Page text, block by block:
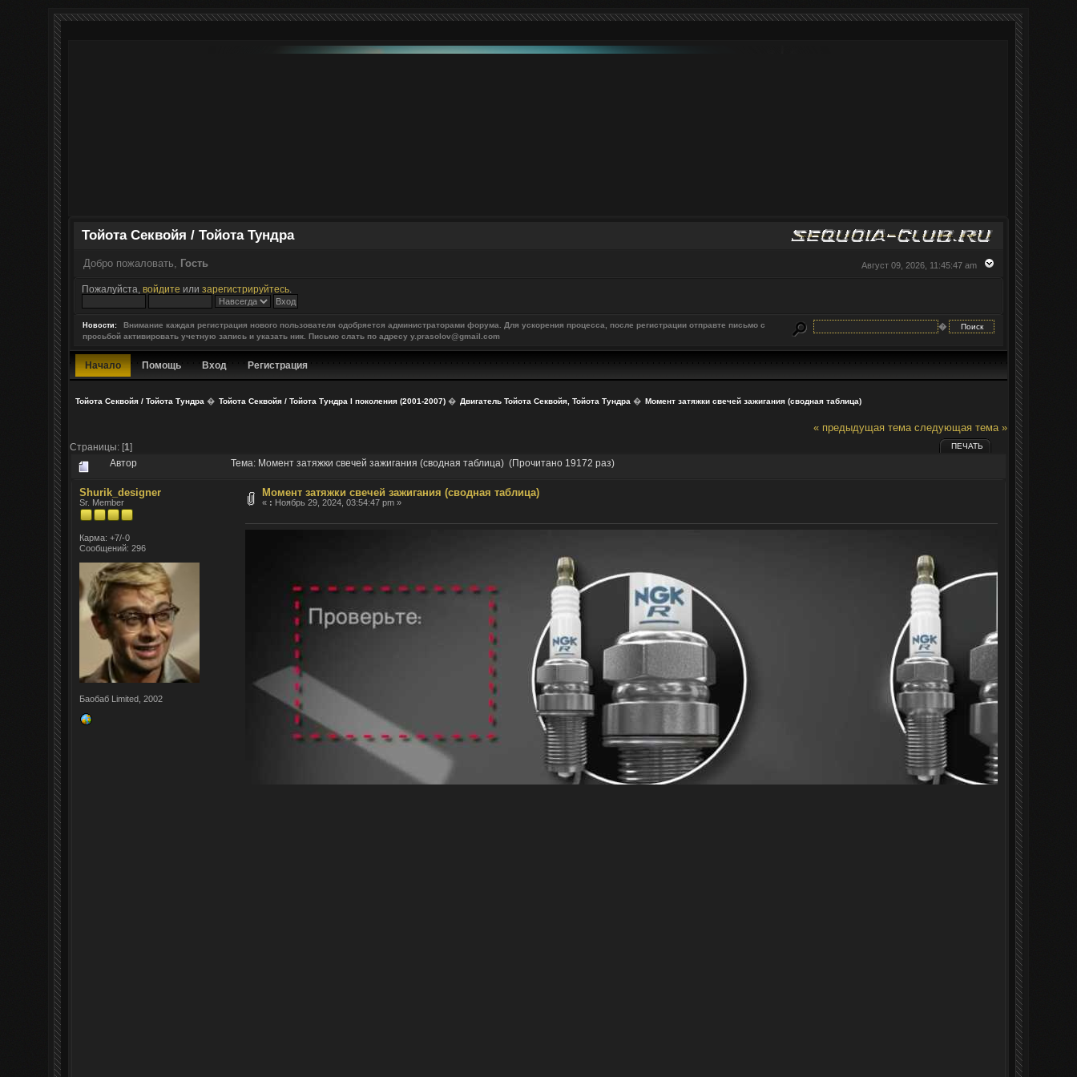
Тойота Секвойя / Тойота Тундра
Август 09, 2026, 11:45:47 am
Добро пожаловать, Гость
Пожалуйста,войдите илизарегистрируйтесь
�
Новости:
Внимание каждая регистрация нового пользователя одобряется администраторами форума. Для ускорения процесса, после регистрации отправте письмо с
просьбой активировать учетную запись и указать ник. Письмо слать по адресу y.prasolov@gmail.com
Начало Помощь Вход Регистрация
Тойота Секвойя / Тойота Тундра� Тойота Секвойя / Тойота Тундра I поколения (2001-2007)� Двигатель Тойота Секвойя, Тойота Тундра� Момент затяжки свечей зажигания (сводная таблица)
« предыдущая тема следующая тема »
Страницы: [1] ПЕЧАТЬ
Автор Тема: Момент затяжки свечей зажигания (сводная таблица) (Прочитано 19172 раз)
Shurik_designer
Sr. Member
Карма: +7/-0
Сообщений: 296
Баобаб Limited, 2002
Момент затяжки свечей зажигания (сводная таблица)
« : Ноябрь 29, 2024, 03:54:47 pm »